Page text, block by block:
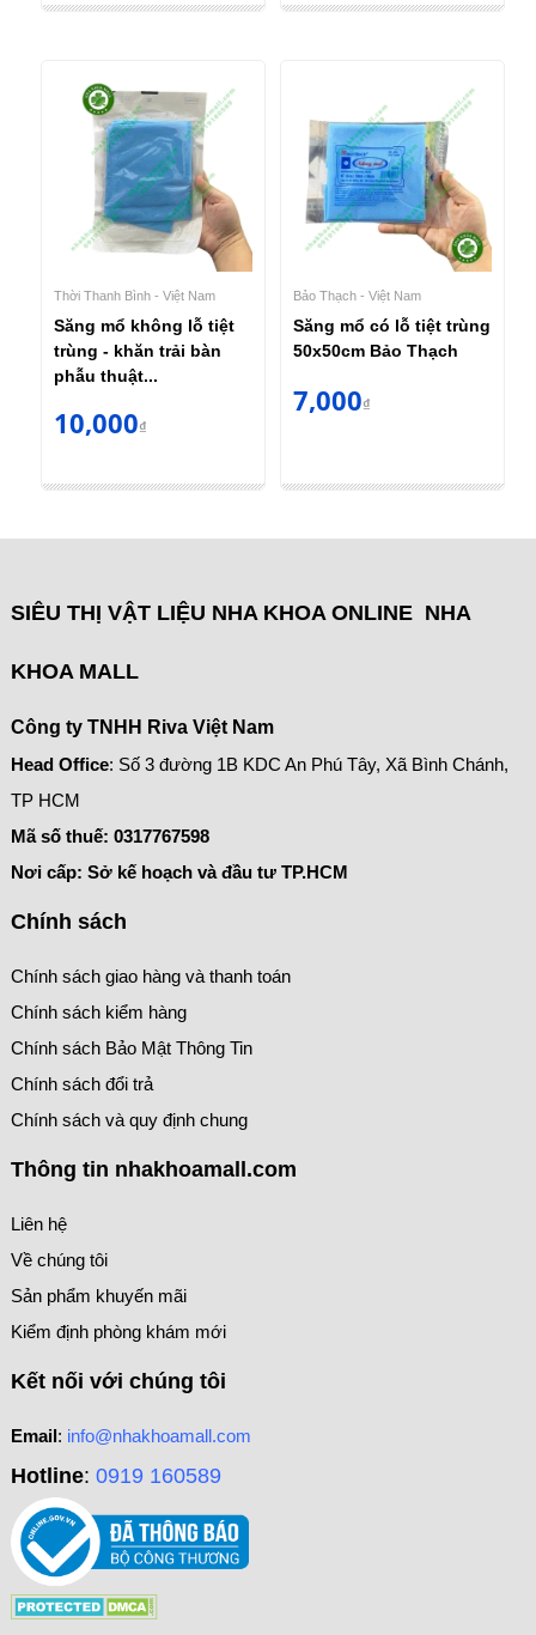
Thời Thanh Bình - Việt Nam
Săng mổ không lỗ tiệt
trùng - khăn trải bàn
phẫu thuật...
10,000₫
Bảo Thạch - Việt Nam
Săng mổ có lỗ tiệt trùng
50x50cm Bảo Thạch
7,000₫
SIÊU THỊ VẬT LIỆU NHA KHOA ONLINE NHA
KHOA MALL
Công ty TNHH Riva Việt Nam
Head Office: Số 3 đường 1B KDC An Phú Tây, Xã Bình Chánh,
TP HCM
Mã số thuế: 0317767598
Nơi cấp: Sở kế hoạch và đầu tư TP.HCM
Chính sách
Chính sách giao hàng và thanh toán
Chính sách kiểm hàng
Chính sách Bảo Mật Thông Tin
Chính sách đổi trả
Chính sách và quy định chung
Thông tin nhakhoamall.com
Liên hệ
Về chúng tôi
Sản phẩm khuyến mãi
Kiểm định phòng khám mới
Kết nối với chúng tôi
Email: info@nhakhoamall.com
Hotline: 0919 160589